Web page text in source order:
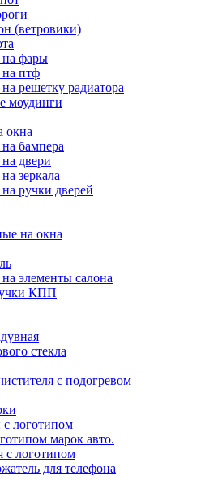
(ветровики)
на фары
птф
решетку радиатора
моудинги
окна
бампера
двери
зеркала
ручки дверей
на окна
элементы салона
КПП
стекла
с подогревом
логотипом
марок авто.
с логотипом
для телефона